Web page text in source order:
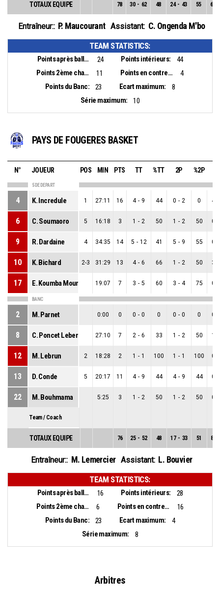
TOTAUX EQUIPE 78 30 - 62 48 24 - 43 55 6
Entraîneur:: P. Maucourant Assistant: C. Ongenda M'bo
TEAM STATISTICS:
Points après balles perdues: 24 Points intérieurs:
44
Points 2ème chance:
11 Points en contre-attaque:
4
Points du Banc:
23 Ecart maximum:
8
Série maximum:
10
PAYS DE FOUGERES BASKET
N° JOUEUR POS MIN PTS TT %TT 2P %2P
5 DE DEPART
4 K. Incredule 1 27:11 16 4 - 9 44 0 - 2 0 4
6 C. Soumaoro 5 16:18 3 1 - 2 50 1 - 2 50 0
9 R. Dardaine 4 34:35 14 5 - 12 41 5 - 9 55 0
10 K. Bichard 2-3 31:29 13 4 - 6 66 1 - 2 50 3
17 E. Koumba Mounda 19:07 7 3 - 5 60 3 - 4 75 0
BANC
2 M. Parnet 0:00 0 0 - 0 0 0 - 0 0 0
8 C. Poncet Leberre 27:10 7 2 - 6 33 1 - 2 50 1
12 M. Lebrun 2 18:28 2 1 - 1 100 1 - 1 100 0
13 D. Conde 5 20:17 11 4 - 9 44 4 - 9 44 0
22 M. Bouhmama 5:25 3 1 - 2 50 1 - 2 50 0
Team / Coach
TOTAUX EQUIPE 76 25 - 52 48 17 - 33 51 8
Entraîneur:: M. Lemercier Assistant: L. Bouvier
TEAM STATISTICS:
Points après balles perdues: 16 Points intérieurs:
28
Points 2ème chance:
6 Points en contre-attaque:
16
Points du Banc:
23 Ecart maximum:
4
Série maximum:
8
Arbitres